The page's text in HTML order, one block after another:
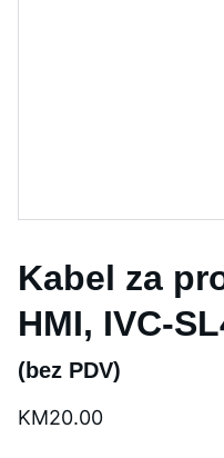
Kabel za
HMI, IVC-
(bez PDV)
KM20.00